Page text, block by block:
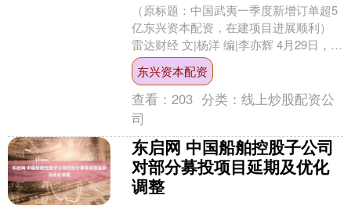
（原标题：中国武夷一季度新增订单超5
亿东兴资本配资，在建项目进展顺利）
雷达财经 文|杨洋 编|李亦辉 4月29日，中
国武夷(000797)发布了关于其国际工程....
东兴资本配资
查看：203 分类：线上炒股配资公
司
东启网 中国船舶控股子公司
对部分募投项目延期及优化
调整